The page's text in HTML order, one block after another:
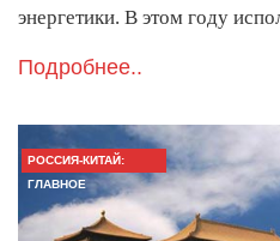
энергетики. В этом году
Подробнее..
РОССИЯ-КИТАЙ:
ГЛАВНОЕ